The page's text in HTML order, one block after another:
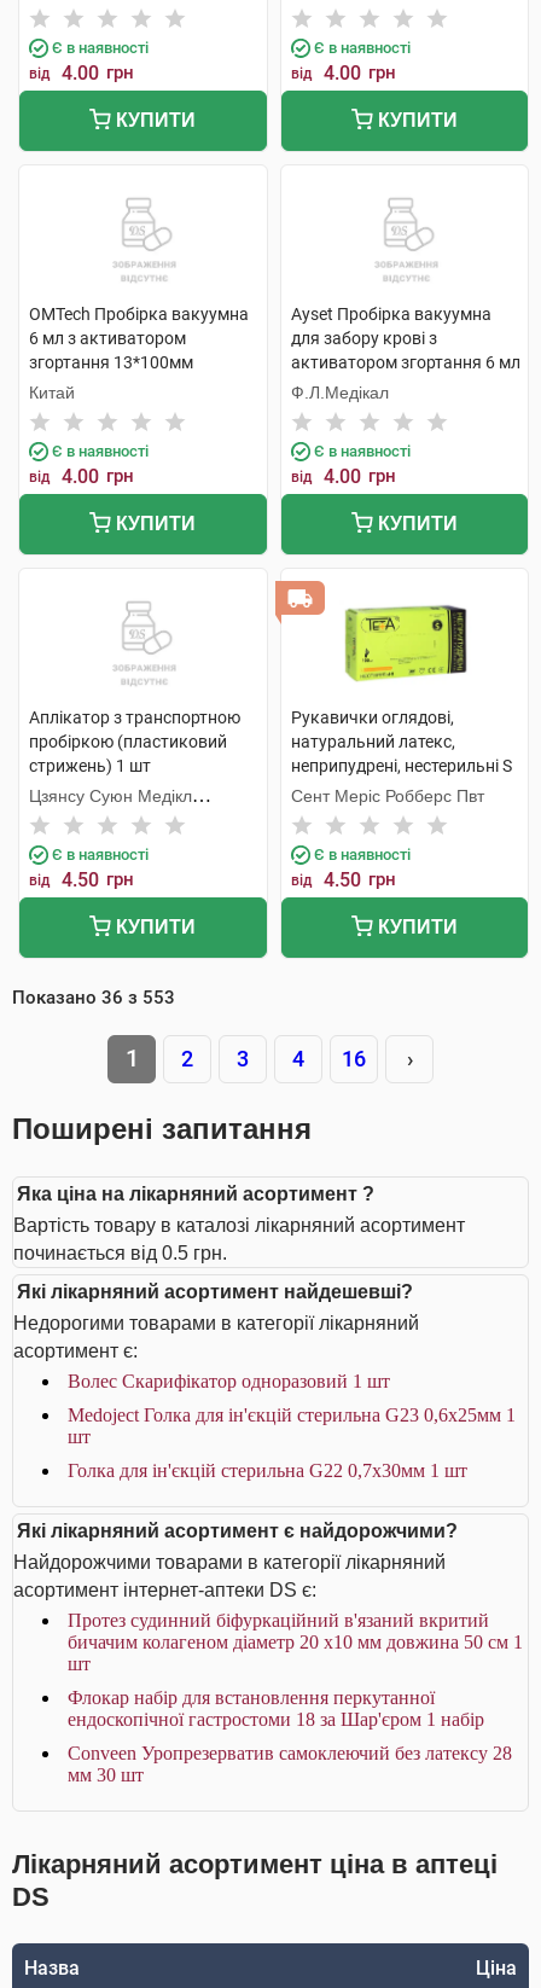
Є в наявності
від 4.00 грн
КУПИТИ
Є в наявності
від 4.00 грн
КУПИТИ
OMTech Пробірка вакуумна
6 мл з активатором
згортання 13*100мм
стерильна з червоною
кришкою 1 шт
Китай
Є в наявності
від 4.00 грн
КУПИТИ
Ayset Пробірка вакуумна
для забору крові з
активатором згортання 6 мл
13х100 мм 1 шт
Ф.Л.Медікал
Є в наявності
від 4.00 грн
КУПИТИ
Аплікатор з транспортною
пробіркою (пластиковий
стрижень) 1 шт
Цзянсу Суюн Медікл
Метіріелс
Є в наявності
від 4.50 грн
КУПИТИ
Рукавички оглядові,
натуральний латекс,
неприпудрені, нестерильні S
1 пара
Сент Меріс Робберс Пвт
Є в наявності
від 4.50 грн
КУПИТИ
Показано 36 з 553
1 2 3 4 16 ›
Поширені запитання
Яка ціна на лікарняний асортимент ?
Вартість товару в каталозі лікарняний асортимент
починається від 0.5 грн.
Які лікарняний асортимент найдешевші?
Недорогими товарами в категорії лікарняний
асортимент є:
Волес Скарифікатор одноразовий 1 шт
Medoject Голка для ін'єкцій стерильна G23 0,6х25мм 1
шт
Голка для ін'єкцій стерильна G22 0,7х30мм 1 шт
Які лікарняний асортимент є найдорожчими?
Найдорожчими товарами в категорії лікарняний
асортимент інтернет-аптеки DS є:
Протез судинний біфуркаційний в'язаний вкритий
бичачим колагеном діаметр 20 х10 мм довжина 50 см 1
шт
Флокар набір для встановлення перкутанної
ендоскопічної гастростоми 18 за Шар'єром 1 набір
Conveen Уропрезерватив самоклеючий без латексу 28
мм 30 шт
Лікарняний асортимент ціна в аптеці
DS
Назва Ціна